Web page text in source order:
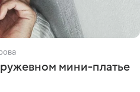
мини-платье